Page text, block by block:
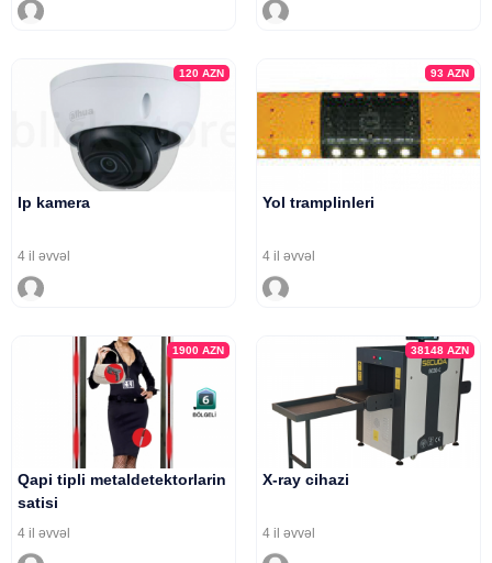
120AZN
Ip kamera
4 il əvvəl
93 AZN
Yol tramplinleri
4 il əvvəl
1900AZN
Qapi tipli metaldetektorlarin
satisi
4 il əvvəl
38148 AZN
X-ray cihazi
4 il əvvəl